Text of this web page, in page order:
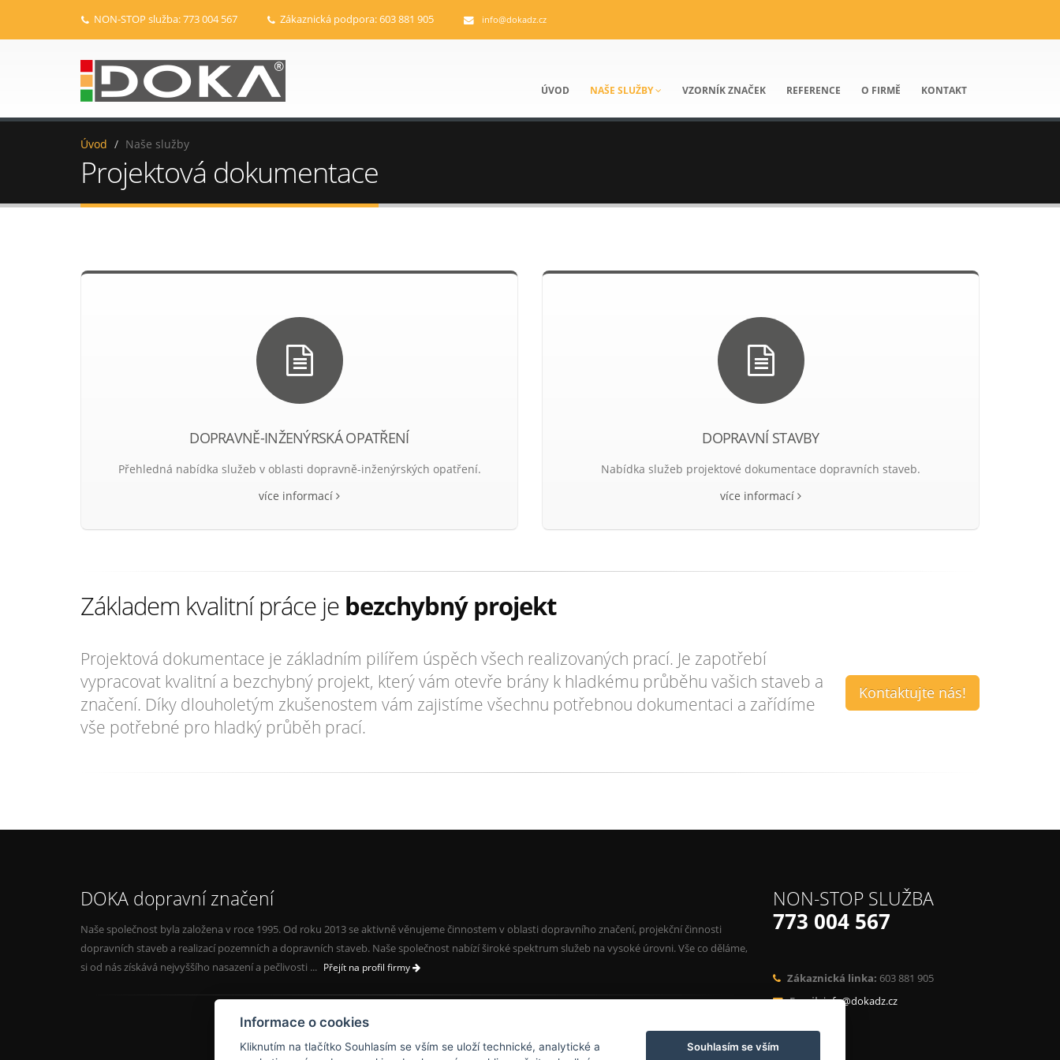
NON-STOP služba: 773 004 567 Zákaznická podpora: 603 881 905 info@dokadz.cz
ÚVOD NAŠE SLUŽBY VZORNÍK ZNAČEK REFERENCE O FIRMĚ KONTAKT
Úvod Naše služby
Projektová dokumentace
DOPRAVNĚ-INŽENÝRSKÁ OPATŘENÍ
Přehledná nabídka služeb v oblasti dopravně-inženýrských opatření.
více informací
DOPRAVNÍ STAVBY
Nabídka služeb projektové dokumentace dopravních staveb.
více informací
Základem kvalitní práce je bezchybný projekt
Projektová dokumentace je základním pilířem úspěch všech realizovaných prací. Je zapotřebí
vypracovat kvalitní a bezchybný projekt, který vám otevře brány k hladkému průběhu vašich staveb a
značení. Díky dlouholetým zkušenostem vám zajistíme všechnu potřebnou dokumentaci a zařídíme
vše potřebné pro hladký průběh prací.
Kontaktujte nás!
DOKA dopravní značení
Naše společnost byla založena v roce 1995. Od roku 2013 se aktivně věnujeme činnostem v oblasti dopravního značení, projekční činnosti
dopravních staveb a realizací pozemních a dopravních staveb. Naše společnost nabízí široké spektrum služeb na vysoké úrovni. Vše co děláme,
si od nás získává nejvyššího nasazení a pečlivosti ... Přejít na profil firmy
NON-STOP SLUŽBA
773 004 567
Zákaznická linka: 603 881 905
Email:info@dokadz.cz
Informace o cookies
Kliknutím na tlačítko Souhlasím se vším se uloží technické, analytické a
Souhlasím se vším